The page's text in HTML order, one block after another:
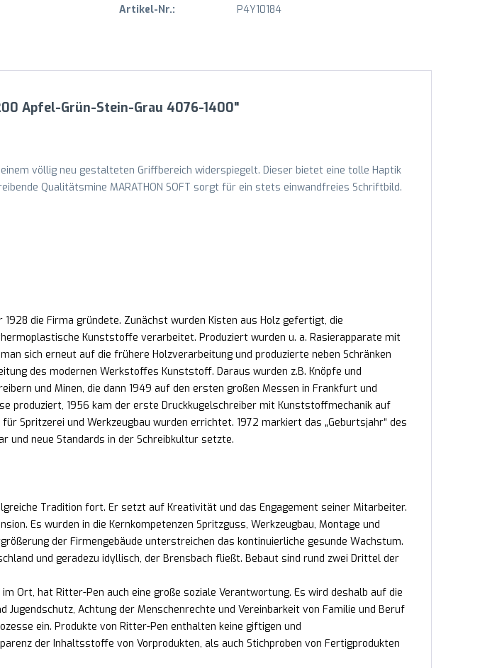
Artikel-Nr.: P4Y10184
Apfel-Grün-Stein-Grau 4076-1400"
völlig neu gestalteten Griffbereich widerspiegelt. Dieser bietet eine tolle Haptik
Qualitätsmine MARATHON SOFT sorgt für ein stets einwandfreies Schriftbild.
die Firma gründete. Zunächst wurden Kisten aus Holz gefertigt, die
Kunststoffe verarbeitet. Produziert wurden u. a. Rasierapparate mit
sich erneut auf die frühere Holzverarbeitung und produzierte neben Schränken
des modernen Werkstoffes Kunststoff. Daraus wurden z.B. Knöpfe und
und Minen, die dann 1949 auf den ersten großen Messen in Frankfurt und
produziert, 1956 kam der erste Druckkugelschreiber mit Kunststoffmechanik auf
Spritzerei und Werkzeugbau wurden errichtet. 1972 markiert das „Geburtsjahr“ des
und neue Standards in der Schreibkultur setzte.
Tradition fort. Er setzt auf Kreativität und das Engagement seiner Mitarbeiter.
Es wurden in die Kernkompetenzen Spritzguss, Werkzeugbau, Montage und
der Firmengebäude unterstreichen das kontinuierliche gesunde Wachstum.
und geradezu idyllisch, der Brensbach fließt. Bebaut sind rund zwei Drittel der
Ort, hat Ritter-Pen auch eine große soziale Verantwortung. Es wird deshalb auf die
Achtung der Menschenrechte und Vereinbarkeit von Familie und Beruf
ein. Produkte von Ritter-Pen enthalten keine giftigen und
der Inhaltsstoffe von Vorprodukten, als auch Stichproben von Fertigprodukten